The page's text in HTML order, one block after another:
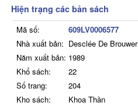
Hiện trạng các bản sách
Mã số:
609LV0006577
Nhà xuất bản: Desclée De Brouwer
Năm xuất bản: 1989
Khổ sách:
22
Số trang:
204
Kho sách:
Khoa Thần